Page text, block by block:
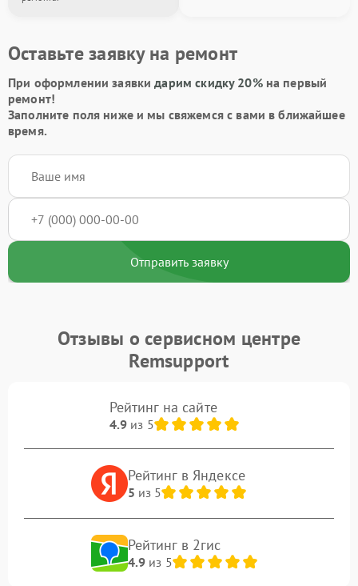
Оставьте заявку на ремонт
При оформлении заявкидарим скидку 20%на первый
ремонт!
Заполните поля ниже и мы свяжемся с вами в ближайшее
время.
Отправить заявку
Отзывы о сервисном центре
Remsupport
Рейтинг на сайте
4.9из 5
Рейтинг в Яндексе
5 из 5
Рейтинг в 2гис
4.9из 5